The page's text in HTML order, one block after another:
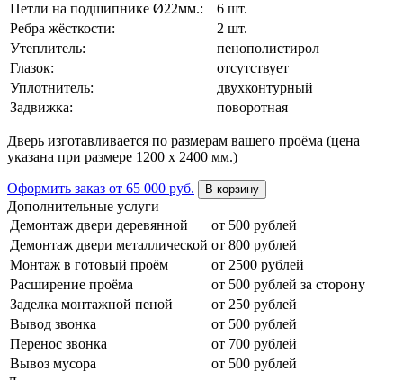
Петли на подшипнике Ø22мм.:
6 шт.
Ребра жёсткости:
2 шт.
Утеплитель:
пенополистирол
Глазок:
отсутствует
Уплотнитель:
двухконтурный
Задвижка:
поворотная
Дверь изготавливается по размерам вашего проёма (цена
указана при размере 1200 х 2400 мм.)
Оформить заказ от 65 000 руб. В корзину
Дополнительные услуги
Демонтаж двери деревянной
от 500 рублей
Демонтаж двери металлической от 800 рублей
Монтаж в готовый проём
от 2500 рублей
Расширение проёма
от 500 рублей за сторону
Заделка монтажной пеной
от 250 рублей
Вывод звонка
от 500 рублей
Перенос звонка
от 700 рублей
Вывоз мусора
от 500 рублей